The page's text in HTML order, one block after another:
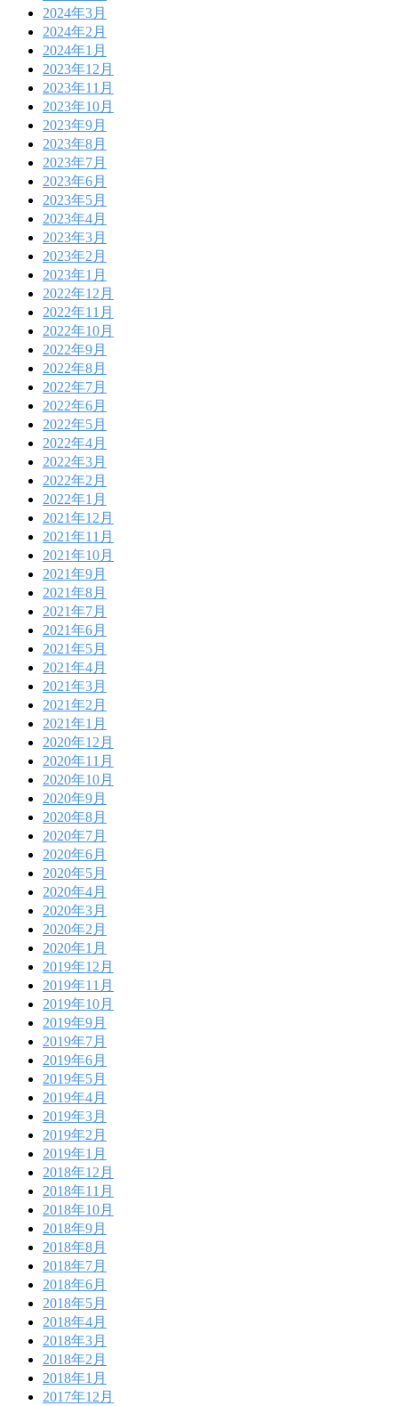
2024年3月
2024年2月
2024年1月
2023年12月
2023年11月
2023年10月
2023年9月
2023年8月
2023年7月
2023年6月
2023年5月
2023年4月
2023年3月
2023年2月
2023年1月
2022年12月
2022年11月
2022年10月
2022年9月
2022年8月
2022年7月
2022年6月
2022年5月
2022年4月
2022年3月
2022年2月
2022年1月
2021年12月
2021年11月
2021年10月
2021年9月
2021年8月
2021年7月
2021年6月
2021年5月
2021年4月
2021年3月
2021年2月
2021年1月
2020年12月
2020年11月
2020年10月
2020年9月
2020年8月
2020年7月
2020年6月
2020年5月
2020年4月
2020年3月
2020年2月
2020年1月
2019年12月
2019年11月
2019年10月
2019年9月
2019年7月
2019年6月
2019年5月
2019年4月
2019年3月
2019年2月
2019年1月
2018年12月
2018年11月
2018年10月
2018年9月
2018年8月
2018年7月
2018年6月
2018年5月
2018年4月
2018年3月
2018年2月
2018年1月
2017年12月